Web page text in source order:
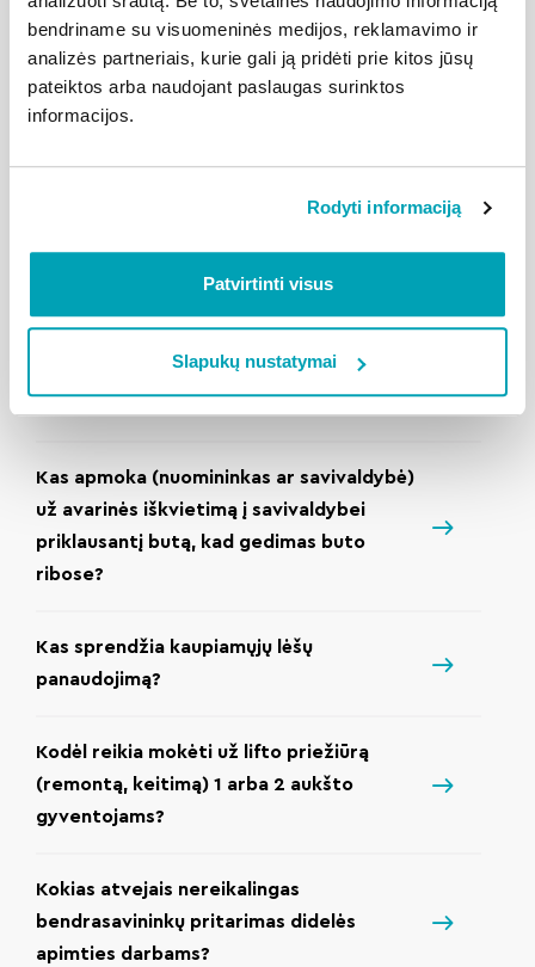
bendriname su visuomeninės medijos, reklamavimo ir
analizės partneriais, kurie gali ją pridėti prie kitos jūsų
pateiktos arba naudojant paslaugas surinktos
informacijos.
Rodyti informaciją
Patvirtinti visus
Slapukų nustatymai
Ar reikia suderinimų arba leidimų, jei
gyventojas nori įstiklinti savo buto
balkoną?
administratorius pateikia metinę
ataskaitą?
Kaip užsisakyti paslaugą?
Kas apmoka (nuomininkas ar savivaldybė)
už avarinės iškvietimą į savivaldybei
priklausantį butą, kad gedimas buto
ribose?
Kas sprendžia kaupiamųjų lėšų
panaudojimą?
Kodėl reikia mokėti už lifto priežiūrą
(remontą, keitimą) 1 arba 2 aukšto
gyventojams?
Kokias atvejais nereikalingas
bendrasavininkų pritarimas didelės
apimties darbams?